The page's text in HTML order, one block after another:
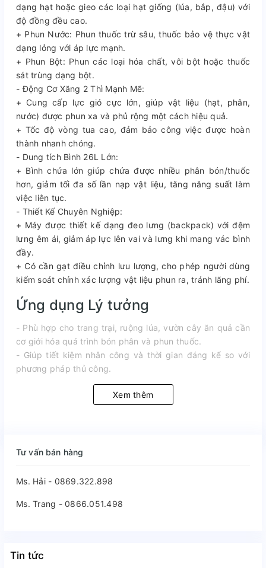
dạng hạt hoặc gieo các loại hạt giống (lúa, bắp, đậu) với
độ đồng đều cao.
+ Phun Nước: Phun thuốc trừ sâu, thuốc bảo vệ thực vật
dạng lỏng với áp lực mạnh.
+ Phun Bột: Phun các loại hóa chất, vôi bột hoặc thuốc
sát trùng dạng bột.
- Động Cơ Xăng 2 Thì Mạnh Mẽ:
+ Cung cấp lực gió cực lớn, giúp vật liệu (hạt, phân,
nước) được phun xa và phủ rộng một cách hiệu quả.
+ Tốc độ vòng tua cao, đảm bảo công việc được hoàn
thành nhanh chóng.
- Dung tích Bình 26L Lớn:
+ Bình chứa lớn giúp chứa được nhiều phân bón/thuốc
hơn, giảm tối đa số lần nạp vật liệu, tăng năng suất làm
việc liên tục.
- Thiết Kế Chuyên Nghiệp:
+ Máy được thiết kế dạng đeo lưng (backpack) với đệm
lưng êm ái, giảm áp lực lên vai và lưng khi mang vác bình
đầy.
+ Có cần gạt điều chỉnh lưu lượng, cho phép người dùng
kiểm soát chính xác lượng vật liệu phun ra, tránh lãng phí.
Ứng dụng Lý tưởng
- Phù hợp cho trang trại, ruộng lúa, vườn cây ăn quả cần
cơ giới hóa quá trình bón phân và phun thuốc.
- Giúp tiết kiệm nhân công và thời gian đáng kể so với
phương pháp thủ công.
Xem thêm
Tư vấn bán hàng
Ms. Hải - 0869.322.898
Ms. Trang - 0866.051.498
Tin tức